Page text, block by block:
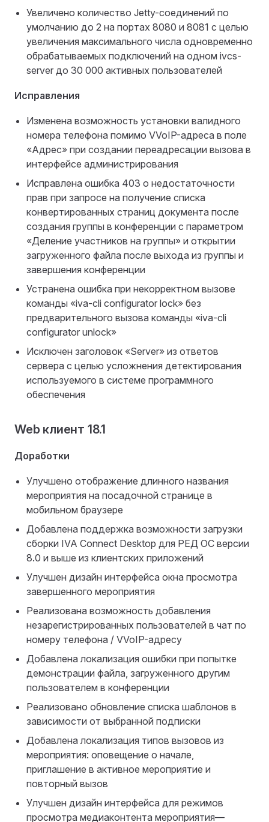
Увеличено количество Jetty-соединений по
умолчанию до 2 на портах 8080 и 8081 с целью
увеличения максимального числа одновременно
обрабатываемых подключений на одном ivcs-
server до 30 000 активных пользователей
Исправления
Изменена возможность установки валидного
номера телефона помимо VVoIP-адреса в поле
«Адрес» при создании переадресации вызова в
интерфейсе администрирования
Исправлена ошибка 403 о недостаточности
прав при запросе на получение списка
конвертированных страниц документа после
создания группы в конференции с параметром
«Деление участников на группы» и открытии
загруженного файла после выхода из группы и
завершения конференции
Устранена ошибка при некорректном вызове
команды «iva-cli configurator lock» без
предварительного вызова команды «iva-cli
configurator unlock»
Исключен заголовок «Server» из ответов
сервера с целью усложнения детектирования
используемого в системе программного
обеспечения
Web клиент 18.1
Доработки
Улучшено отображение длинного названия
мероприятия на посадочной странице в
мобильном браузере
Добавлена поддержка возможности загрузки
сборки IVA Connect Desktop для РЕД ОС версии
8.0 и выше из клиентских приложений
Улучшен дизайн интерфейса окна просмотра
завершенного мероприятия
Реализована возможность добавления
незарегистрированных пользователей в чат по
номеру телефона / VVoIP-адресу
Добавлена локализация ошибки при попытке
демонстрации файла, загруженного другим
пользователем в конференции
Реализовано обновление списка шаблонов в
зависимости от выбранной подписки
Добавлена локализация типов вызовов из
мероприятия: оповещение о начале,
приглашение в активное мероприятие и
повторный вызов
Улучшен дизайн интерфейса для режимов
просмотра медиаконтента мероприятия—